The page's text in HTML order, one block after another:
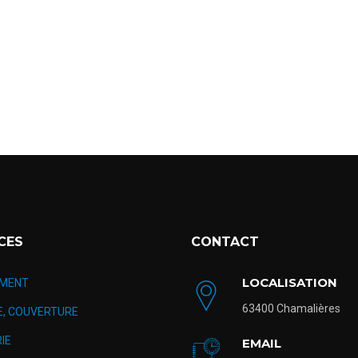
COUVERTURE
CONTACT
LOCALISATION
63400 Chamalières
EMAIL